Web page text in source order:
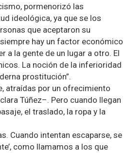
pormenorizó las
ideológica, ya que se los
que aceptaron su
hay un factor económico
a la gente de un lugar a otro. El
La noción de la inferioridad
prostitución”.
atraídas por un ofrecimiento
Túñez–. Pero cuando llegan
el traslado, la ropa y la
Cuando intentan escaparse, se
como llamamos a los que